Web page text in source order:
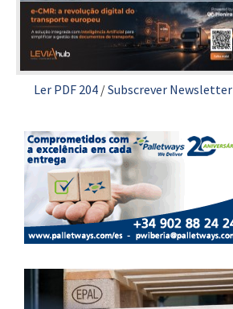
Ler PDF 204/Subscrever Newsletter